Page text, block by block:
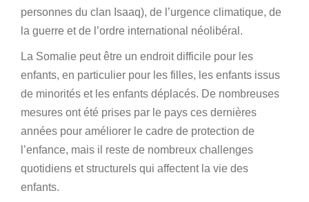
personnes du clan Isaaq), de l’urgence climatique, de
la guerre et de l’ordre international néolibéral.
La Somalie peut être un endroit difficile pour les
enfants, en particulier pour les filles, les enfants issus
de minorités et les enfants déplacés. De nombreuses
mesures ont été prises par le pays ces dernières
années pour améliorer le cadre de protection de
l’enfance, mais il reste de nombreux challenges
quotidiens et structurels qui affectent la vie des
enfants.